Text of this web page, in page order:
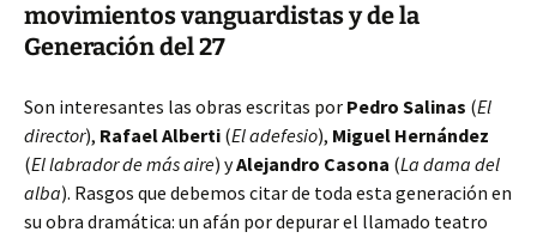
movimientos vanguardistas y de la
Generación del 27
Son interesantes las obras escritas por Pedro Salinas (El
director), Rafael Alberti (El adefesio), Miguel Hernández
(El labrador de más aire) yAlejandro Casona (La dama del
alba). Rasgos que debemos citar de toda esta generación en
su obra dramática: un afán por depurar el llamado teatro